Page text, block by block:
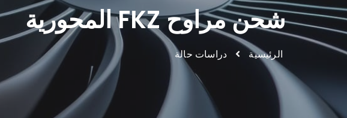
شحن مراوح FKZ المحورية
الرئيسية دراسات حالة